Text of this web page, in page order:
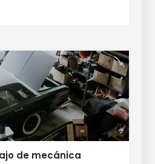
de mecánica